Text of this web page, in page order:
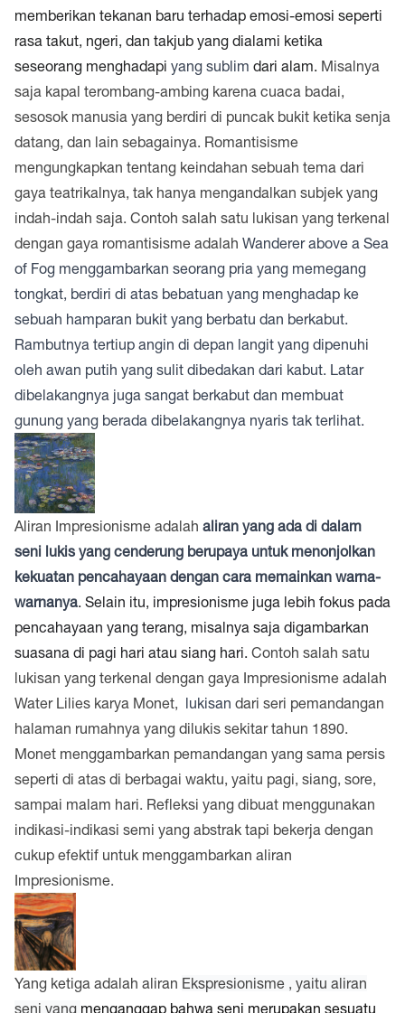
memberikan tekanan baru terhadap emosi-emosi seperti
rasa takut, ngeri, dan takjub yang dialami ketika
seseorang menghadapi yang sublim dari alam. Misalnya
saja kapal terombang-ambing karena cuaca badai,
sesosok manusia yang berdiri di puncak bukit ketika senja
datang, dan lain sebagainya. Romantisisme
mengungkapkan tentang keindahan sebuah tema dari
gaya teatrikalnya, tak hanya mengandalkan subjek yang
indah-indah saja. Contoh salah satu lukisan yang terkenal
dengan gaya romantisisme adalah Wanderer above a Sea
of Fog menggambarkan seorang pria yang memegang
tongkat, berdiri di atas bebatuan yang menghadap ke
sebuah hamparan bukit yang berbatu dan berkabut.
Rambutnya tertiup angin di depan langit yang dipenuhi
oleh awan putih yang sulit dibedakan dari kabut. Latar
dibelakangnya juga sangat berkabut dan membuat
gunung yang berada dibelakangnya nyaris tak terlihat.
Aliran Impresionisme adalah aliran yang ada di dalam
seni lukis yang cenderung berupaya untuk menonjolkan
kekuatan pencahayaan dengan cara memainkan warna-
warnanya. Selain itu, impresionisme juga lebih fokus pada
pencahayaan yang terang, misalnya saja digambarkan
suasana di pagi hari atau siang hari. Contoh salah satu
lukisan yang terkenal dengan gaya Impresionisme adalah
Water Lilies karya Monet, lukisan dari seri pemandangan
halaman rumahnya yang dilukis sekitar tahun 1890.
Monet menggambarkan pemandangan yang sama persis
seperti di atas di berbagai waktu, yaitu pagi, siang, sore,
sampai malam hari. Refleksi yang dibuat menggunakan
indikasi-indikasi semi yang abstrak tapi bekerja dengan
cukup efektif untuk menggambarkan aliran
Impresionisme.
Yang ketiga adalah aliran Ekspresionisme , yaitu aliran
seni yang menganggap bahwa seni merupakan sesuatu